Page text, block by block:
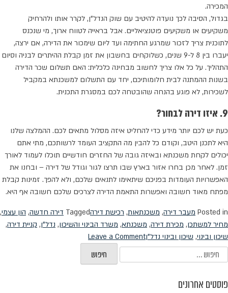
המכירה.
בגדול, הסיבה לכך נועדה להיטיב עם שוק הנדל"ן, לקרר אותו ולהרחיק
משקיעים או משקיעים פוטנציאליים. אבל בראייה לטווח ארוך, מי שנכנס
לתוכנית צריך לזכור שמרגע החתימה ועד ליום שימכור את הדירה, אם ירצה,
יעברו בין 8 ל-9 שנים, כשלוקחים בחשבון את זמן קבלת ההיתרים לבניה וסיום
התהליך. על כל אלו צריך לחשוב מבחינה כלכלית: האם תשלום שכר הדירה
בשנות ההמתנה לבית חלומותיכם, יחד עם התשלום למשכנתא במקביל
לשכירות, לא פוגע בהנחה שהובטחה לכם במסגרת התכנית.
9. איזו דירה לבחור?
כעת יש לכם יותר מידע כדי להחליט איזה מסלול מתאים לכם. ההמלצה שלנו
היא לתכנן היטב, וקודם כל להבין מה התקציב העומד לרשותכם, מתי אתם
יכולים לקחת משכנתא ובאיזה גובה של החזרים חודשיים תוכלו לעמוד לאורך
זמן. לאחר מכן בחרו אזור בארץ שבו תרצו לגור וגודל של דירה – ובחנו את
האפשרויות העומדות בפניכם שיתאימו לתנאים שלכם, ולא להפך. זמינות קבלת
מפתח מאוד חשובה ואפשרות התאמת הדירה לצרכים שלכם חשובה אף היא.
Posted in מעבר דירה, משכנתאות, רכישת דירהTagged דירה חדשה, הון עצמי,
מחיר למשתכן, מכירת דירה, משכנתא, משרד הבינוי והשיכון, נדל"ן, קניית דירה,
שיכון ובינוי, שיכון ובינוי נדל"ןLeave a Comment
on
חיפוש:
פוסטים אחרונים